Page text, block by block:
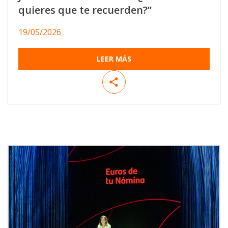
quieres que te recuerden?”
19/05/2026
LEER MÁS